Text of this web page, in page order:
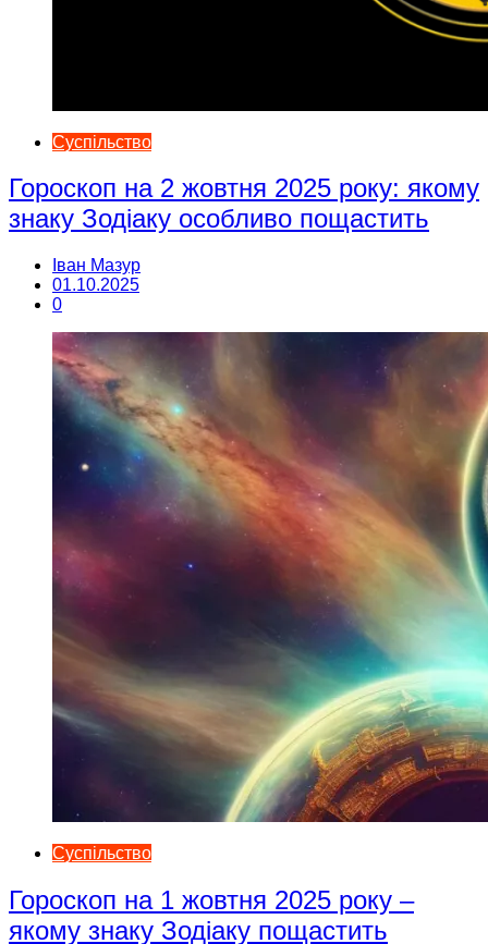
Суспільство
Гороскоп на 2 жовтня 2025 року: якому
знаку Зодіаку особливо пощастить
Іван Мазур
01.10.2025
0
Суспільство
Гороскоп на 1 жовтня 2025 року –
якому знаку Зодіаку пощастить